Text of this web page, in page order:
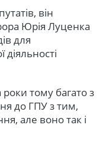
він
Юрія Луценка
для
діяльності
тому багато з
до ГПУ з тим,
але воно так і